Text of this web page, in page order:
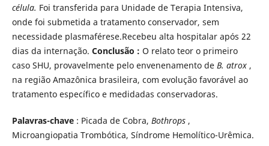
célula. Foi transferida para Unidade de Terapia Intensiva,
onde foi submetida a tratamento conservador, sem
necessidade plasmaférese.Recebeu alta hospitalar após 22
dias da internação. Conclusão : O relato teor o primeiro
caso SHU, provavelmente pelo envenenamento de B. atrox,
na região Amazônica brasileira, com evolução favorável ao
tratamento específico e medidadas conservadoras.
Palavras-chave: Picada de Cobra, Bothrops,
Microangiopatia Trombótica, Síndrome Hemolítico-Urêmica.